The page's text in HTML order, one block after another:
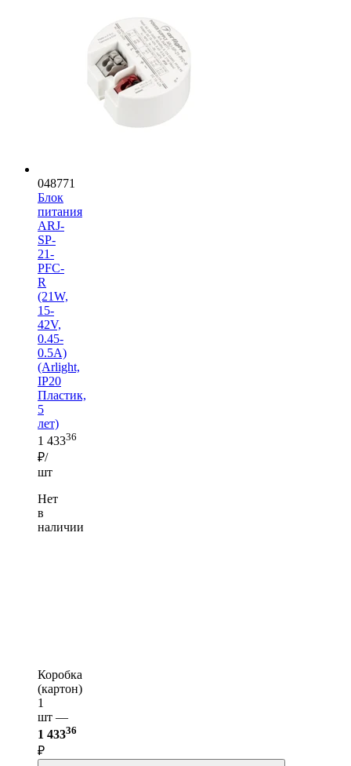
048771
Блок
питания
ARJ-
SP-
21-
PFC-
R
(21W,
15-
42V,
0.45-
0.5A)
(Arlight,
IP20
Пластик,
5
лет)
1 43336
₽/
шт
Нет
в
наличии
Коробка
(картон)
1
шт —
1 43336
₽